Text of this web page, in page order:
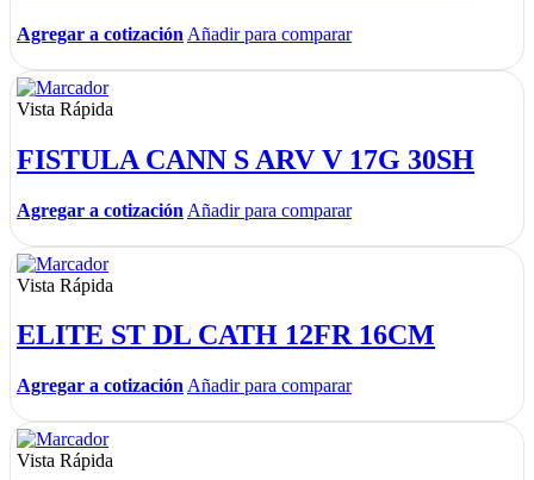
Agregar a cotización Añadir para comparar
Vista Rápida
FISTULA CANN S ARV V 17G 30SH
Agregar a cotización Añadir para comparar
Vista Rápida
ELITE ST DL CATH 12FR 16CM
Agregar a cotización Añadir para comparar
Vista Rápida